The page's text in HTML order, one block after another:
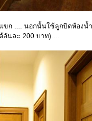
ขก .... นอกนั้นใช้ลูกบิดห้องน้
อันละ 200 บาท)....